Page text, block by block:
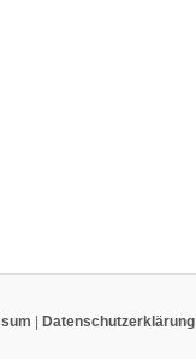
Datenschutzerklärung